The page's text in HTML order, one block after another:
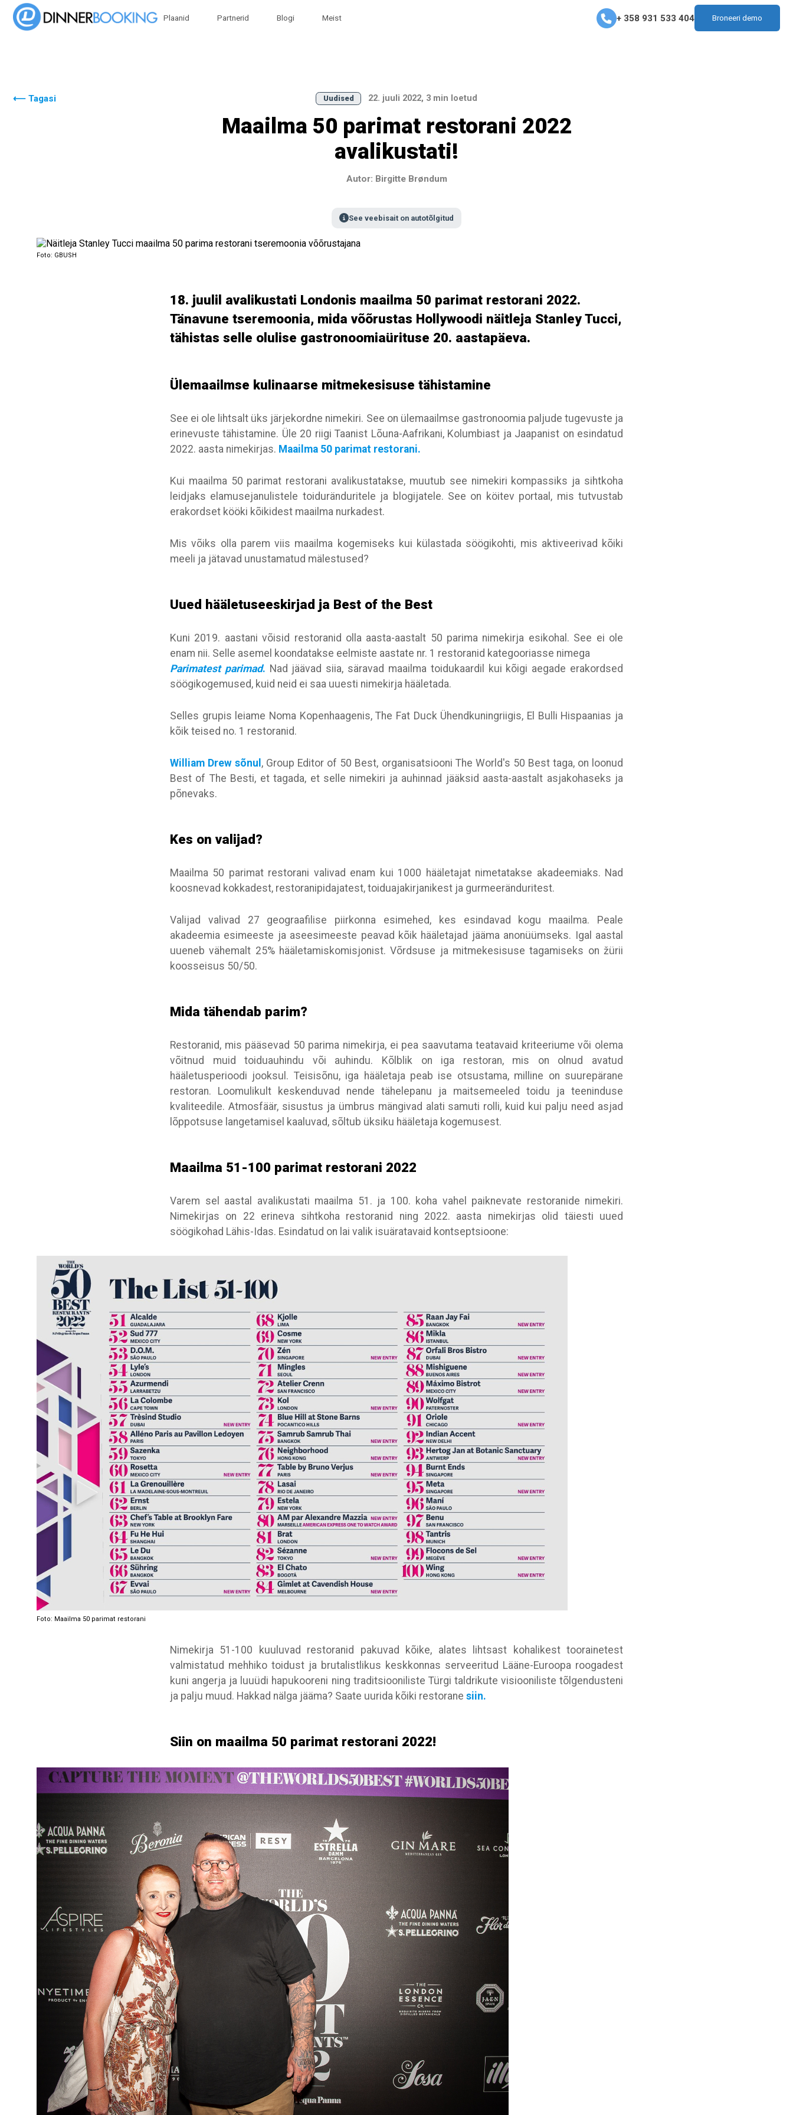
Plaanid Partnerid Blogi Meist + 358 931 533 404 Broneeri demo
⟵ Tagasi Uudised 22. juuli 2022, 3 min loetud
Maailma 50 parimat restorani 2022
avalikustati!
Autor: Birgitte Brøndum
See veebisait on autotõlgitud
Foto: GBUSH
18. juulil avalikustati Londonis maailma 50 parimat restorani 2022.
Tänavune tseremoonia, mida võõrustas Hollywoodi näitleja Stanley Tucci,
tähistas selle olulise gastronoomiaürituse 20. aastapäeva.
Ülemaailmse kulinaarse mitmekesisuse tähistamine
See ei ole lihtsalt üks järjekordne nimekiri. See on ülemaailmse gastronoomia paljude tugevuste ja
erinevuste tähistamine. Üle 20 riigi Taanist Lõuna-Aafrikani, Kolumbiast ja Jaapanist on esindatud
2022. aasta nimekirjas. Maailma 50 parimat restorani.
Kui maailma 50 parimat restorani avalikustatakse, muutub see nimekiri kompassiks ja sihtkoha
leidjaks elamusejanulistele toiduränduritele ja blogijatele. See on köitev portaal, mis tutvustab
erakordset kööki kõikidest maailma nurkadest.
Mis võiks olla parem viis maailma kogemiseks kui külastada söögikohti, mis aktiveerivad kõiki
meeli ja jätavad unustamatud mälestused?
Uued hääletuseeskirjad ja Best of the Best
Kuni 2019. aastani võisid restoranid olla aasta-aastalt 50 parima nimekirja esikohal. See ei ole
enam nii. Selle asemel koondatakse eelmiste aastate nr. 1 restoranid kategooriasse nimega
Parimatest parimad. Nad jäävad siia, säravad maailma toidukaardil kui kõigi aegade erakordsed
söögikogemused, kuid neid ei saa uuesti nimekirja hääletada.
Selles grupis leiame Noma Kopenhaagenis, The Fat Duck Ühendkuningriigis, El Bulli Hispaanias ja
kõik teised no. 1 restoranid.
William Drew sõnul , Group Editor of 50 Best, organisatsiooni The World's 50 Best taga, on loonud
Best of The Besti, et tagada, et selle nimekiri ja auhinnad jääksid aasta-aastalt asjakohaseks ja
põnevaks.
Kes on valijad?
Maailma 50 parimat restorani valivad enam kui 1000 hääletajat nimetatakse akadeemiaks. Nad
koosnevad kokkadest, restoranipidajatest, toiduajakirjanikest ja gurmeeränduritest.
Valijad valivad 27 geograafilise piirkonna esimehed, kes esindavad kogu maailma. Peale
akadeemia esimeeste ja aseesimeeste peavad kõik hääletajad jääma anonüümseks. Igal aastal
uueneb vähemalt 25% hääletamiskomisjonist. Võrdsuse ja mitmekesisuse tagamiseks on žürii
koosseisus 50/50.
Mida tähendab parim?
Restoranid, mis pääsevad 50 parima nimekirja, ei pea saavutama teatavaid kriteeriume või olema
võitnud muid toiduauhindu või auhindu. Kõlblik on iga restoran, mis on olnud avatud
hääletusperioodi jooksul. Teisisõnu, iga hääletaja peab ise otsustama, milline on suurepärane
restoran. Loomulikult keskenduvad nende tähelepanu ja maitsemeeled toidu ja teeninduse
kvaliteedile. Atmosfäär, sisustus ja ümbrus mängivad alati samuti rolli, kuid kui palju need asjad
lõppotsuse langetamisel kaaluvad, sõltub üksiku hääletaja kogemusest.
Maailma 51-100 parimat restorani 2022
Varem sel aastal avalikustati maailma 51. ja 100. koha vahel paiknevate restoranide nimekiri.
Nimekirjas on 22 erineva sihtkoha restoranid ning 2022. aasta nimekirjas olid täiesti uued
söögikohad Lähis-Idas. Esindatud on lai valik isuäratavaid kontseptsioone:
Foto: Maailma 50 parimat restorani
Nimekirja 51-100 kuuluvad restoranid pakuvad kõike, alates lihtsast kohalikest toorainetest
valmistatud mehhiko toidust ja brutalistlikus keskkonnas serveeritud Lääne-Euroopa roogadest
kuni angerja ja luuüdi hapukooreni ning traditsiooniliste Türgi taldrikute visiooniliste tõlgendusteni
ja palju muud. Hakkad nälga jääma? Saate uurida kõiki restorane siin.
Siin on maailma 50 parimat restorani 2022!